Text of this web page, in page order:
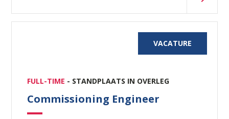
VACATURE
FULL-TIME - STANDPLAATS IN OVERLEG
Commissioning Engineer